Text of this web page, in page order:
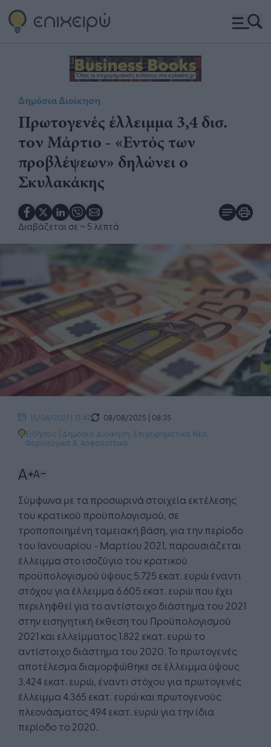
Δημόσια Διοίκηση
​Πρωτογενές έλλειμμα 3,4 δισ.
τον Μάρτιο - «Εντός των
προβλέψεων» δηλώνει ο
Σκυλακάκης
Διαβάζεται σε ~ 5 λεπτά
15/04/2021 | 13:42
08/08/2025 | 08:35
Ειδήσεις | Δημόσια Διοίκηση Επιχειρηματικά Νέα
Φορολογικά & Ασφαλιστικά
Σύμφωνα με τα προσωρινά στοιχεία εκτέλεσης
του κρατικού προϋπολογισμού, σε
τροποποιημένη ταμειακή βάση, για την περίοδο
του Ιανουαρίου - Μαρτίου 2021, παρουσιάζεται
έλλειμμα στο ισοζύγιο του κρατικού
προϋπολογισμού ύψους 5.725 εκατ. ευρώ έναντι
στόχου για έλλειμμα 6.605 εκατ. ευρώ που έχει
περιληφθεί για το αντίστοιχο διάστημα του 2021
στην εισηγητική έκθεση του Προϋπολογισμού
2021 και ελλείμματος 1.822 εκατ. ευρώ το
αντίστοιχο διάστημα του 2020. Το πρωτογενές
αποτέλεσμα διαμορφώθηκε σε έλλειμμα ύψους
3.424 εκατ. ευρώ, έναντι στόχου για πρωτογενές
έλλειμμα 4.365 εκατ. ευρώ και πρωτογενούς
πλεονάσματος 494 εκατ. ευρώ για την ίδια
περίοδο το 2020.